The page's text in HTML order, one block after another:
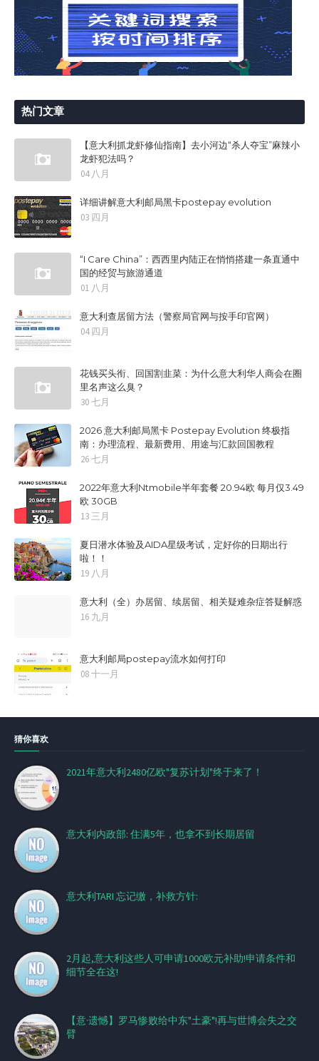
热门文章
【意大利抓龙虾修仙指南】去小河边“杀人夺宝”麻辣小
龙虾犯法吗？
04 八月
详细讲解意大利邮局黑卡postepay evolution
03 四月
“I Care China”：西西里内陆正在悄悄搭建一条直通中
国的经贸与旅游通道
01 八月
意大利查居留方法（警察局官网与按手印官网）
04 四月
花钱买头衔、回国割韭菜：为什么意大利华人商会在圈
里名声这么臭？
30 七月
2026 意大利邮局黑卡 Postepay Evolution 终极指
南：办理流程、最新费用、用途与汇款回国教程
26 七月
2022年意大利Ntmobile半年套餐 20.94欧 每月仅3.49
欧 30GB
13 三月
夏日潜水体验及AIDA星级考试，定好你的日期出行
啦！！
19 八月
意大利（全）办居留、续居留、相关疑难杂症答疑解惑
16 九月
意大利邮局postepay流水如何打印
08 十一月
猜你喜欢
2021年意大利2480亿欧"复苏计划"终于来了！
意大利内政部: 住满5年，也拿不到长期居留
意大利TARI 忘记缴，补救方针:
2月起,意大利这些人可申请1000欧元补助!申请条件和
细节全在这!
【意·遗憾】罗马惨败给中东"土豪"!再与世博会失之交
臂